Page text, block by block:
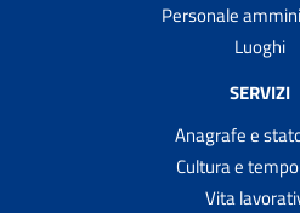
Personale
Luoghi
SERVIZI
Anagrafe e
Cultura e
Vita